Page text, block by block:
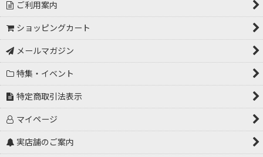
ご利用案内
ショッピングカート
メールマガジン
特集・イベント
特定商取引法表示
マイページ
実店舗のご案内